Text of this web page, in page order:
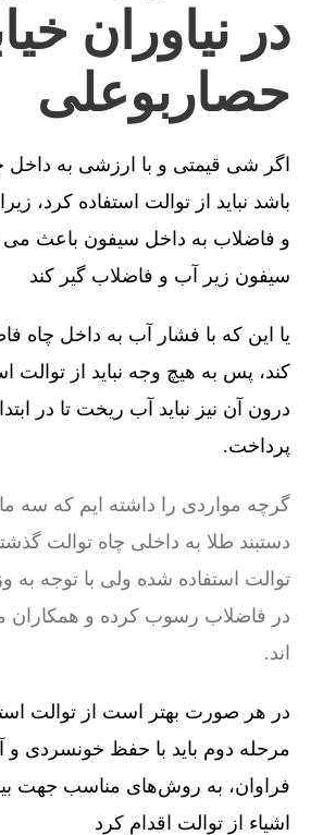
در نیاوران
حصاربوعلی
اگر شی قیمتی و با ارزشی به داخل
باشد نباید از توالت استفاده کرد،
و فاضلاب به داخل سیفون باعث
سیفون زیر آب و فاضلاب گیر کند
یا این که با فشار آب به داخل چاه
کند، پس به هیچ وجه نباید از توالت
درون آن نیز نباید آب ریخت تا در
پرداخت.
گرچه مواردی را داشته ایم که سه
دستبند طلا به داخلی چاه توالت
توالت استفاده شده ولی با توجه به
در فاضلاب رسوب کرده و همکاران
اند.
در هر صورت بهتر است از توالت
مرحله دوم باید با حفظ خونسردی
فراوان، به روش‌های مناسب جهت
اشیاء از توالت اقدام کرد